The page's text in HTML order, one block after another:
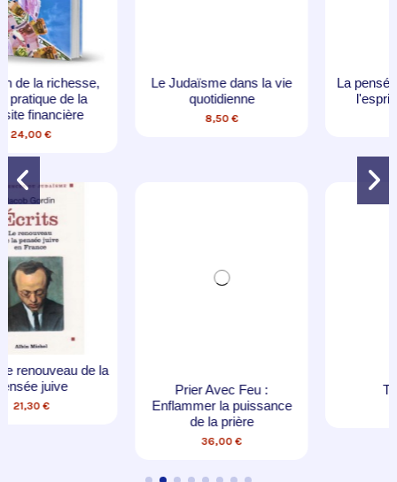
Le Judaïsme dans la vie
quotidienne
8,50 €
La pensée positive 2 dans
l'esprit du judaïsme
Prier Avec Feu :
Enflammer la puissance
19,90 €